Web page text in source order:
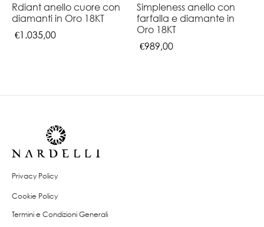
Rdiant anello cuore con
diamanti in Oro 18KT
€1.035,00
Simpleness anello con
farfalla e diamante in
Oro 18KT
€989,00
Privacy Policy
Cookie Policy
Termini e Condizioni Generali